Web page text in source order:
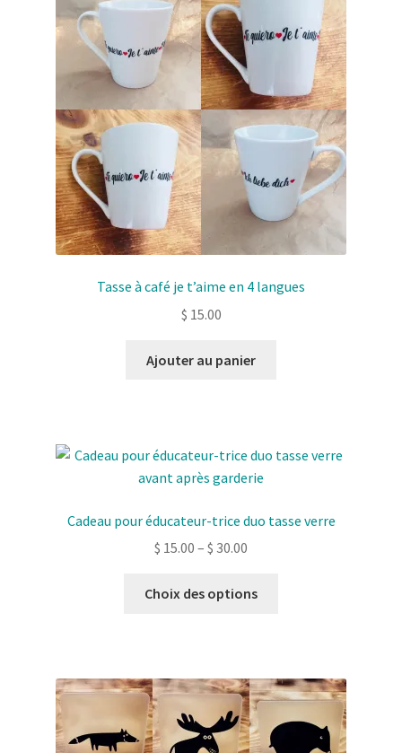
Boutique en ligne
Panier
Politique de confidentialité
Validation de la commande
Contact
Tasse à café je t’aime en 4 langues
$ 15.00
Ajouter au panier
Cadeau pour éducateur-trice duo tasse verre
$ 15.00 – $ 30.00
Choix des options
Les
options
peuvent